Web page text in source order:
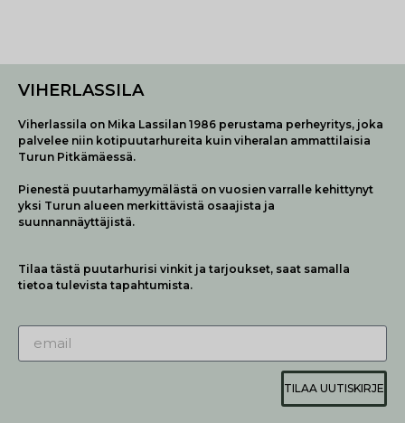
VIHERLASSILA
Viherlassila on Mika Lassilan 1986 perustama perheyritys, joka
palvelee niin kotipuutarhureita kuin viheralan ammattilaisia
Turun Pitkämäessä.
Pienestä puutarhamyymälästä on vuosien varralle kehittynyt
yksi Turun alueen merkittävistä osaajista ja
suunnannäyttäjistä.
Tilaa tästä puutarhurisi vinkit ja tarjoukset, saat samalla
tietoa tulevista tapahtumista.
TILAA UUTISKIRJE